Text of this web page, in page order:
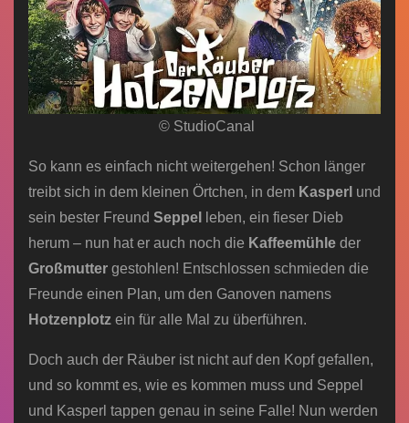
© StudioCanal
So kann es einfach nicht weitergehen! Schon länger
treibt sich in dem kleinen Örtchen, in dem Kasperl und
sein bester Freund Seppel
leben, ein fieser Dieb
herum – nun hat er auch noch die Kaffeemühle der
Großmutter gestohlen! Entschlossen schmieden die
Freunde einen Plan, um den Ganoven namens
Hotzenplotz ein für alle Mal zu überführen.
Doch auch der Räuber ist nicht auf den Kopf gefallen,
und so kommt es, wie es kommen muss und Seppel
und Kasperl tappen genau in seine Falle! Nun werden